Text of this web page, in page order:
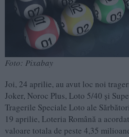
Foto: Pixabay
Joi, 24 aprilie, au avut loc noi
Joker, Noroc Plus, Loto 5/40 și
Tragerile Speciale Loto ale
19 aprilie, Loteria Română a
valoare totala de peste 4,35